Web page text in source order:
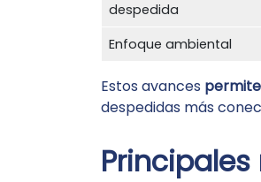
despedida
Enfoque ambiental
Estos avances
despedidas más